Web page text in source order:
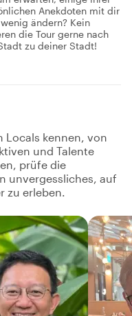
Anekdoten mit dir
ändern? Kein
die Tour gerne nach
zu deiner Stadt!
Locals kennen, von
und Talente
prüfe die
unvergessliches, auf
zu erleben.